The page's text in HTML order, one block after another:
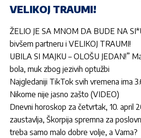
VELIKOJ TRAUMI!
ŽELIO JE SA MNOM DA BUDE NA
bivšem partneru i VELIKOJ TRAUMI!
UBILA SI MAJKU – OLOŠU JEDAN!”
bola, muk zbog jezivih optužbi
Najgledaniji TikTok svih vremena ima
Nikome nije jasno zašto (VIDEO)
Dnevni horoskop za četvrtak, 10. april
zaustavlja, Škorpija spremna za
treba samo malo dobre volje, a Vama?